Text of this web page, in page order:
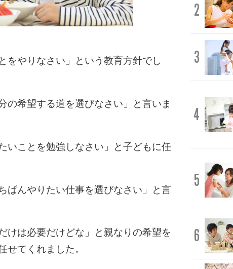
をやりなさい」という教育方針でし
の希望する道を選びなさい」と言いま
いことを勉強しなさい」と子どもに任
ばんやりたい仕事を選びなさい」と言
けは必要だけどな」と親なりの希望を
せてくれました。
2
3
4
5
6